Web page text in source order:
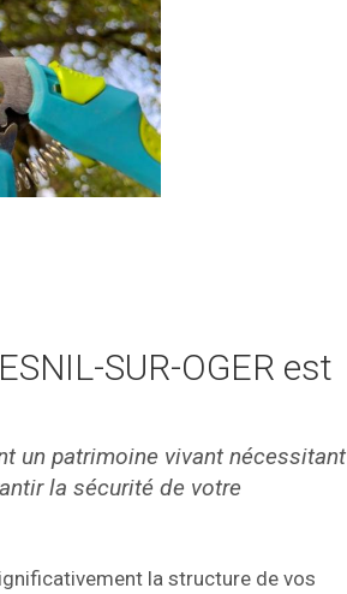
SUR-OGER est
un patrimoine vivant nécessitant
la sécurité de votre
la structure de vos